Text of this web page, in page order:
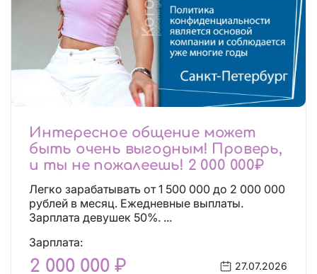
Интересное общение может
быть очень выгодным! Проверь,
и ты не пожалеешь! 2 000 000₽
Легко зарабатывать от 1 500 000 до 2 000 000
рублей в месяц. Ежедневные выплаты.
Зарплата девушек 50%. ...
Зарплата:
2 000 000 ₽ 27.07.2026